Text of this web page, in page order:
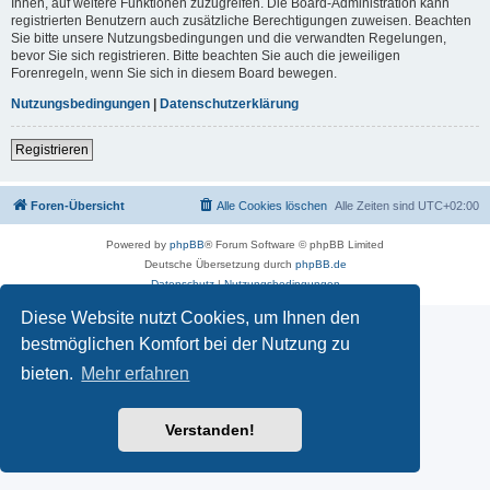
Diese Website nutzt Cookies, um Ihnen den
bestmöglichen Komfort bei der Nutzung zu
bieten. Mehr erfahren
Verstanden!
registrierten Benutzern auch zusätzliche Berechtigungen zuweisen. Beachten
Sie bitte unsere Nutzungsbedingungen und die verwandten Regelungen,
bevor Sie sich registrieren. Bitte beachten Sie auch die jeweiligen
Forenregeln, wenn Sie sich in diesem Board bewegen.
Nutzungsbedingungen | Datenschutzerklärung
Registrieren
Foren-Übersicht Alle Zeiten sind UTC+02:00
Alle Cookies löschen
Powered by phpBB® Forum Software © phpBB Limited
Deutsche Übersetzung durch phpBB.de
Datenschutz|Nutzungsbedingungen